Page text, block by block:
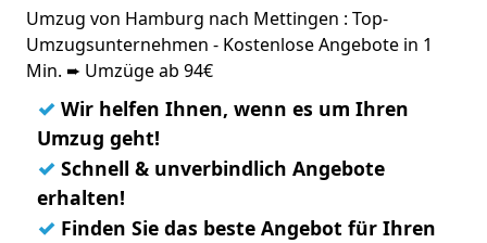
Umzug von Hamburg nach Mettingen : Top-
Umzugsunternehmen - Kostenlose Angebote in 1
Min. ➨ Umzüge ab 94€
✓ Wir helfen Ihnen, wenn es um Ihren
Umzug geht!
✓ Schnell & unverbindlich Angebote
erhalten!
✓ Finden Sie das beste Angebot für Ihren